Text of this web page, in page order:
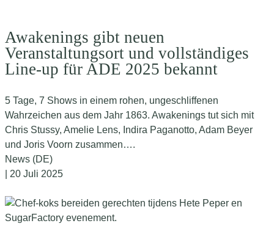
Awakenings gibt neuen
Veranstaltungsort und vollständiges
Line-up für ADE 2025 bekannt
5 Tage, 7 Shows in einem rohen, ungeschliffenen
Wahrzeichen aus dem Jahr 1863. Awakenings tut sich mit
Chris Stussy, Amelie Lens, Indira Paganotto, Adam Beyer
und Joris Voorn zusammen….
News (DE)
| 20 Juli 2025